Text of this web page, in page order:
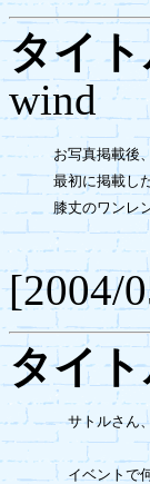
タイ
お写真掲載後
最初に掲載し
膝丈のワンレ
[2004/
タイ
サトルさん、
イベントで何